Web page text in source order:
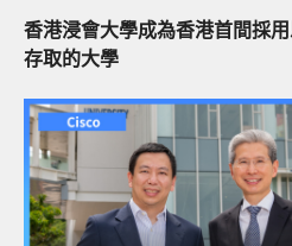
香港浸會大學成為香港首間採
存取的大學